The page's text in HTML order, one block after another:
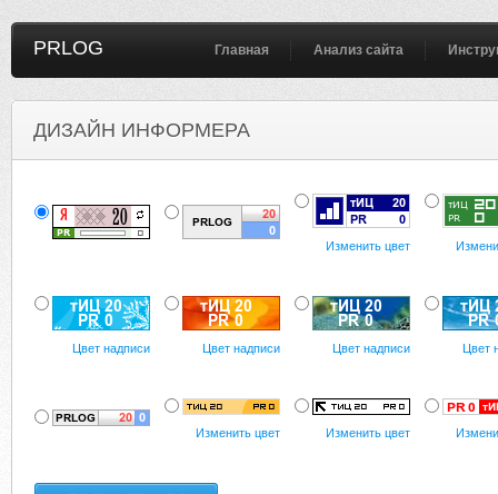
PRLOG Главная Анализ сайта
ДИЗАЙН ИНФОРМЕРА
Изменить цвет
Цвет надписи Цвет надписи Цвет надписи Цвет
Изменить цвет Изменить цвет